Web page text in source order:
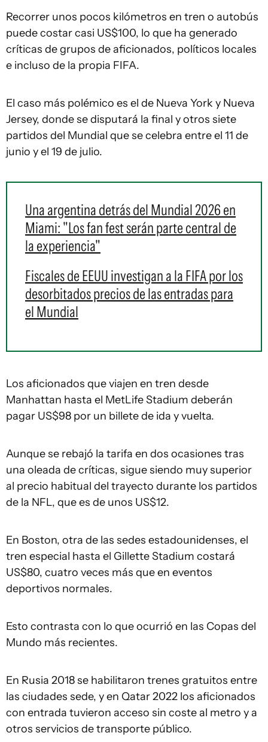
Recorrer unos pocos kilómetros en tren o autobús
puede costar casi US$100, lo que ha generado
críticas de grupos de aficionados, políticos locales
e incluso de la propia FIFA.
El caso más polémico es el de Nueva York y Nueva
Jersey, donde se disputará la final y otros siete
partidos del Mundial que se celebra entre el 11 de
junio y el 19 de julio.
Una argentina detrás del Mundial 2026 en
Miami: "Los fan fest serán parte central de
la experiencia"
Fiscales de EEUU investigan a la FIFA por los
desorbitados precios de las entradas para
el Mundial
Los aficionados que viajen en tren desde
Manhattan hasta el MetLife Stadium deberán
pagar US$98 por un billete de ida y vuelta.
Aunque se rebajó la tarifa en dos ocasiones tras
una oleada de críticas, sigue siendo muy superior
al precio habitual del trayecto durante los partidos
de la NFL, que es de unos US$12.
En Boston, otra de las sedes estadounidenses, el
tren especial hasta el Gillette Stadium costará
US$80, cuatro veces más que en eventos
deportivos normales.
Esto contrasta con lo que ocurrió en las Copas del
Mundo más recientes.
En Rusia 2018 se habilitaron trenes gratuitos entre
las ciudades sede, y en Qatar 2022 los aficionados
con entrada tuvieron acceso sin coste al metro y a
otros servicios de transporte público.